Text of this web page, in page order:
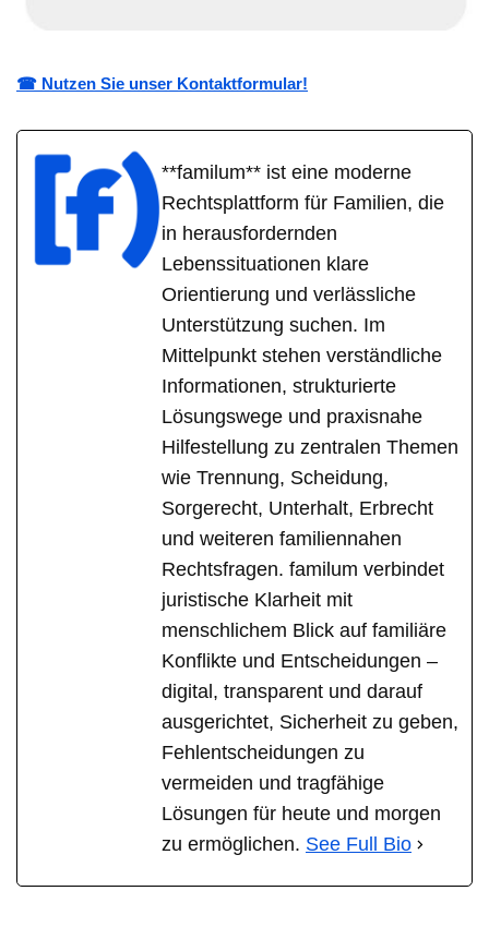
☎ Nutzen Sie unser Kontaktformular!
**familum** ist eine moderne
Rechtsplattform für Familien, die
in herausfordernden
Lebenssituationen klare
Orientierung und verlässliche
Unterstützung suchen. Im
Mittelpunkt stehen verständliche
Informationen, strukturierte
Lösungswege und praxisnahe
Hilfestellung zu zentralen Themen
wie Trennung, Scheidung,
Sorgerecht, Unterhalt, Erbrecht
und weiteren familiennahen
Rechtsfragen. familum verbindet
juristische Klarheit mit
menschlichem Blick auf familiäre
Konflikte und Entscheidungen –
digital, transparent und darauf
ausgerichtet, Sicherheit zu geben,
Fehlentscheidungen zu
vermeiden und tragfähige
Lösungen für heute und morgen
zu ermöglichen. See Full Bio